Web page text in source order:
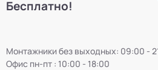
Бесплатно!
Монтажники без выходных: 09:00 -
Офис пн-пт : 10:00 - 18:00